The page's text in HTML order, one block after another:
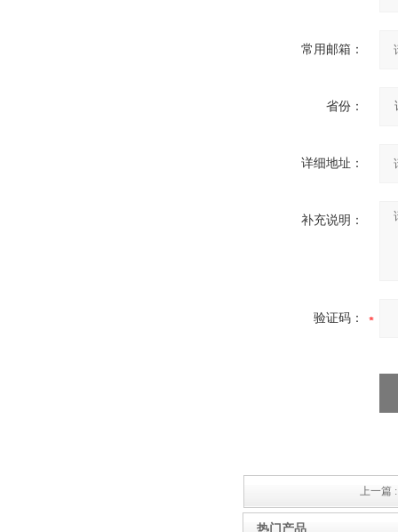
常用邮箱：
省份：
详细地址：
补充说明：
验证码：
上一篇
热门产品